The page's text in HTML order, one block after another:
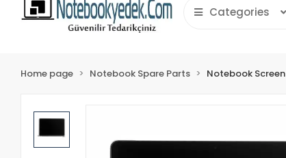
Categories
Home page Notebook Spare Parts Notebook Screen